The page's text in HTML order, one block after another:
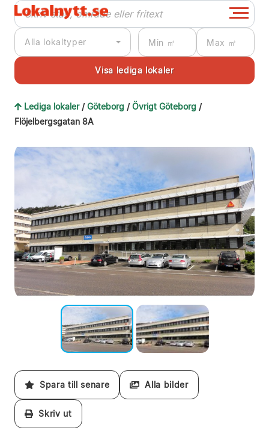
Alla lokaltyper
Lediga lokaler /Göteborg /Övrigt Göteborg /
Flöjelbergsgatan 8A
Spara till senare Alla bilder
Skriv ut